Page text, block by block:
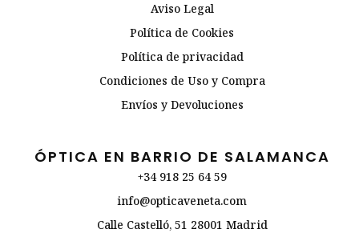
Aviso Legal
Política de Cookies
Política de privacidad
Condiciones de Uso y Compra
Envíos y Devoluciones
ÓPTICA EN BARRIO DE SALAMANCA
+34 918 25 64 59
info@opticaveneta.com
Calle Castelló, 51 28001 Madrid